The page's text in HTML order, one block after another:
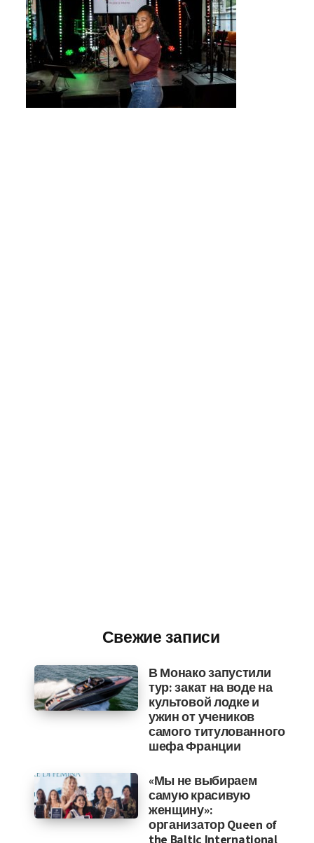
Свежие записи
В Монако запустили
тур: закат на воде на
культовой лодке и
ужин от учеников
самого титулованного
шефа Франции
«Мы не выбираем
самую красивую
женщину»:
организатор Queen of
the Baltic International